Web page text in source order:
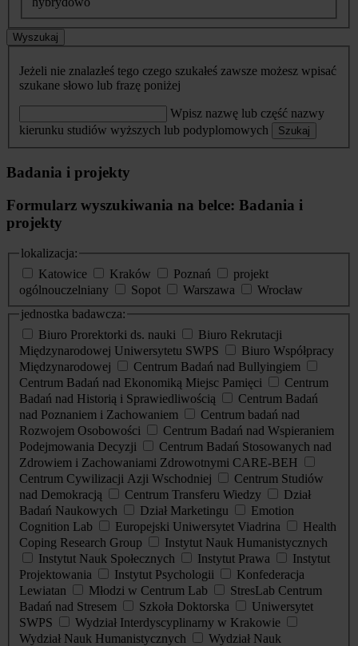
Wyszukaj
Jeżeli nie znalazłeś tego czego szukałeś zawsze możesz wpisać
szukane słowo lub frazę poniżej
Wpisz nazwę lub część nazwy
kierunku studiów wyższych lub podyplomowych
Szukaj
Badania i projekty
Formularz wyszukiwania na belce: Badania i
projekty
lokalizacja:
Katowice
Kraków Poznań
projekt
ogólnouczelniany
Sopot Warszawa
Wrocław
jednostka badawcza:
Biuro Prorektorki ds. nauki
Biuro Rekrutacji
Międzynarodowej Uniwersytetu SWPS
Biuro Współpracy
Międzynarodowej
Centrum Badań nad Bullyingiem
Centrum Badań nad Ekonomiką Miejsc Pamięci
Centrum
Badań nad Historią i Sprawiedliwością
Centrum Badań
nad Poznaniem i Zachowaniem
Centrum badań nad
Rozwojem Osobowości
Centrum Badań nad Wspieraniem
Podejmowania Decyzji
Centrum Badań Stosowanych nad
Zdrowiem i Zachowaniami Zdrowotnymi CARE-BEH
Centrum Cywilizacji Azji Wschodniej
Centrum Studiów
nad Demokracją
Centrum Transferu Wiedzy
Dział
Badań Naukowych
Dział Marketingu
Emotion
Cognition Lab
Europejski Uniwersytet Viadrina
Health
Coping Research Group
Instytut Nauk Humanistycznych
Instytut Nauk Społecznych
Instytut Prawa
Instytut
Projektowania
Instytut Psychologii
Konfederacja
Lewiatan
Młodzi w Centrum Lab
StresLab Centrum
Badań nad Stresem
Szkoła Doktorska
Uniwersytet
SWPS
Wydział Interdyscyplinarny w Krakowie
Wydział Nauk Humanistycznych
Wydział Nauk